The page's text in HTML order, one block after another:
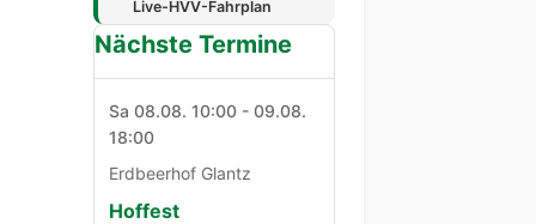
Live-HVV-Fahrplan
Nächste Termine
Sa 08.08. 10:00 - 09.08.
18:00
Erdbeerhof Glantz
Hoffest